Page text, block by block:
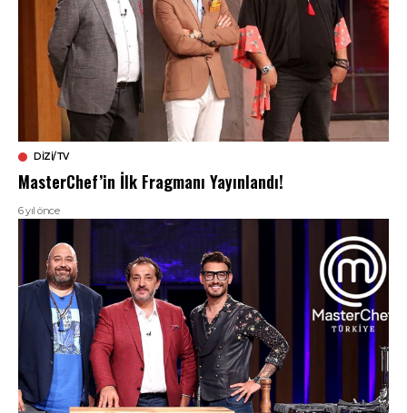
DIZI/TV
MasterChef’in İlk Fragmanı Yayınlandı!
6 yıl önce